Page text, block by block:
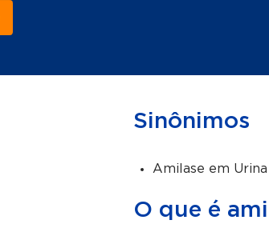
Sinônimos
Amilase em
O que é